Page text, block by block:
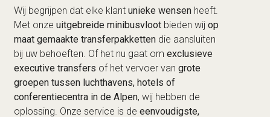
Wij begrijpen dat elke klant unieke wensen heeft.
Met onze uitgebreide minibusvloot bieden wij op
maat gemaakte transferpakketten die aansluiten
bij uw behoeften. Of het nu gaat om exclusieve
executive transfers of het vervoer van grote
groepen tussen luchthavens, hotels of
conferentiecentra in de Alpen, wij hebben de
oplossing. Onze service is de eenvoudigste,